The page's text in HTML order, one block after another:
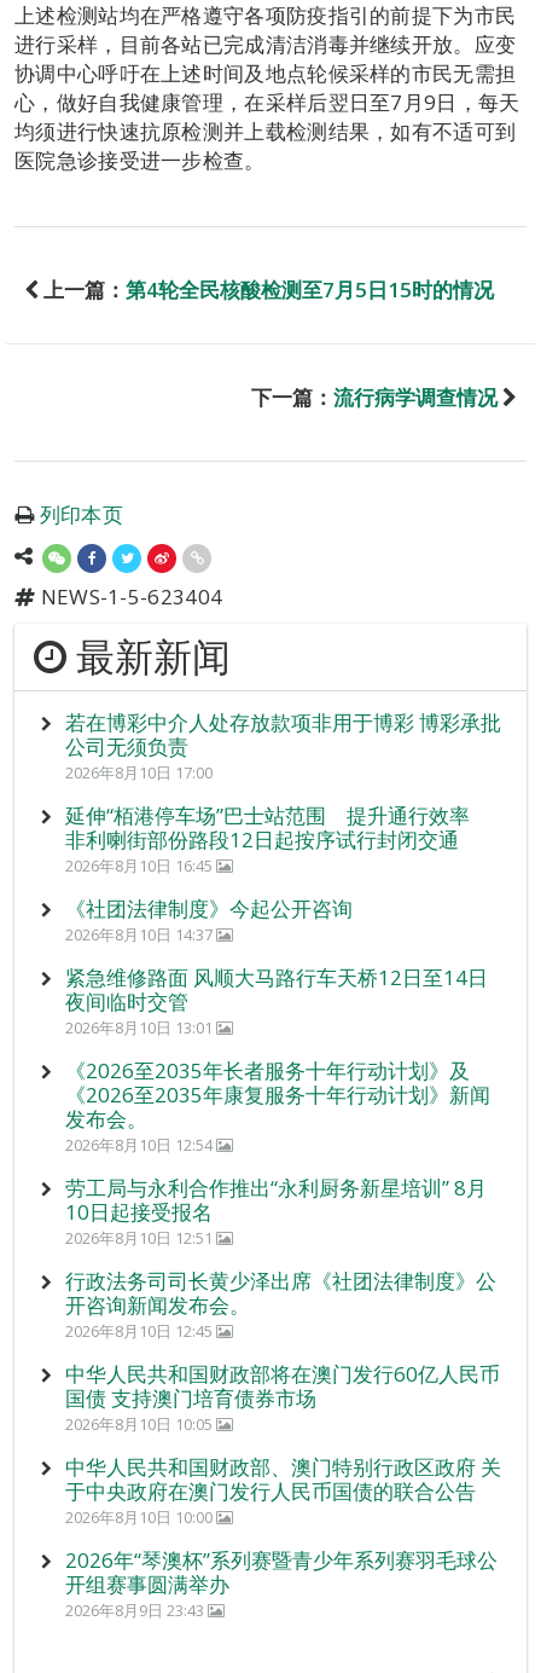
上述检测站均在严格遵守各项防疫指引的前提下为市民
进行采样，目前各站已完成清洁消毒并继续开放。应变
协调中心呼吁在上述时间及地点轮候采样的市民无需担
心，做好自我健康管理，在采样后翌日至7月9日，每天
均须进行快速抗原检测并上载检测结果，如有不适可到
医院急诊接受进一步检查。
上一篇： 第4轮全民核酸检测至7月5日15时的情况
下一篇： 流行病学调查情况
列印本页
NEWS-1-5-623404
最新新闻
若在博彩中介人处存放款项非用于博彩 博彩承批
公司无须负责
2026年8月10日 17:00
延伸“栢港停车场”巴士站范围 提升通行效率
非利喇街部份路段12日起按序试行封闭交通
2026年8月10日 16:45
《社团法律制度》今起公开咨询
2026年8月10日 14:37
紧急维修路面 风顺大马路行车天桥12日至14日
夜间临时交管
2026年8月10日 13:01
《2026至2035年长者服务十年行动计划》及
《2026至2035年康复服务十年行动计划》新闻
发布会。
2026年8月10日 12:54
劳工局与永利合作推出“永利厨务新星培训” 8月
10日起接受报名
2026年8月10日 12:51
行政法务司司长黄少泽出席《社团法律制度》公
开咨询新闻发布会。
2026年8月10日 12:45
中华人民共和国财政部将在澳门发行60亿人民币
国债 支持澳门培育债券市场
2026年8月10日 10:05
中华人民共和国财政部、澳门特别行政区政府 关
于中央政府在澳门发行人民币国债的联合公告
2026年8月10日 10:00
2026年“琴澳杯”系列赛暨青少年系列赛羽毛球公
开组赛事圆满举办
2026年8月9日 23:43